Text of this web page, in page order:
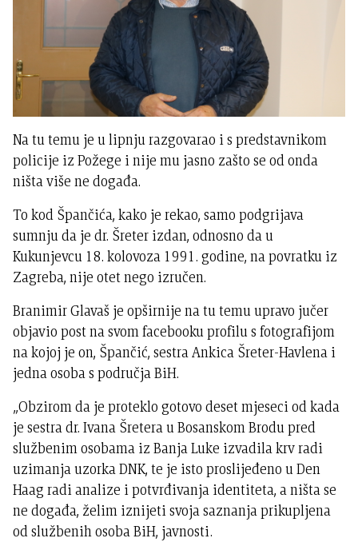
Na tu temu je u lipnju razgovarao i s predstavnikom
policije iz Požege i nije mu jasno zašto se od onda
ništa više ne događa.
To kod Špančića, kako je rekao, samo podgrijava
sumnju da je dr. Šreter izdan, odnosno da u
Kukunjevcu 18. kolovoza 1991. godine, na povratku iz
Zagreba, nije otet nego izručen.
Branimir Glavaš je opširnije na tu temu upravo jučer
objavio post na svom facebooku profilu s fotografijom
na kojoj je on, Špančić, sestra Ankica Šreter-Havlena i
jedna osoba s područja BiH.
„Obzirom da je proteklo gotovo deset mjeseci od kada
je sestra dr. Ivana Šretera u Bosanskom Brodu pred
službenim osobama iz Banja Luke izvadila krv radi
uzimanja uzorka DNK, te je isto proslijeđeno u Den
Haag radi analize i potvrđivanja identiteta, a ništa se
ne događa, želim iznijeti svoja saznanja prikupljena
od službenih osoba BiH, javnosti.